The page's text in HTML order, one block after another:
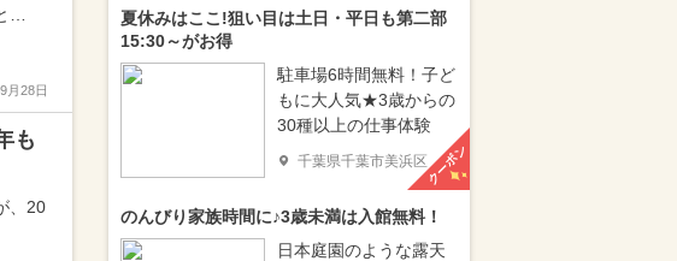
…
月28日
も
、20
夏休みはここ!狙い目は土日・平日も第二部
15:30～がお得
駐車場6時間無料！子ど
もに大人気★3歳からの
30種以上の仕事体験
千葉県千葉市美浜区クーポン
のんびり家族時間に♪3歳未満は入館無料！
日本庭園のような露天